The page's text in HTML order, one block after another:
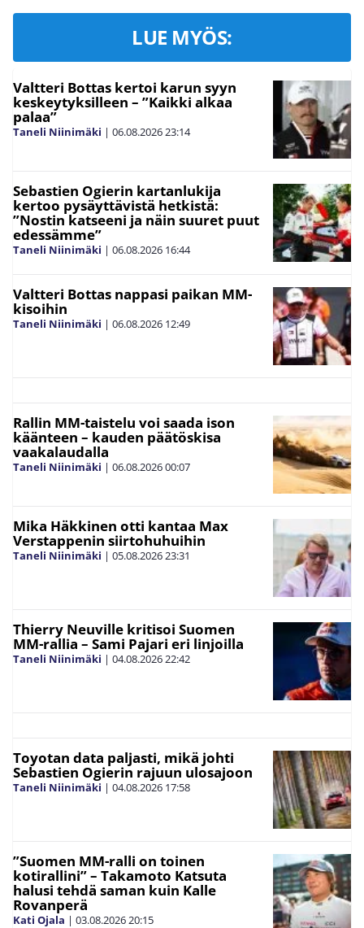
LUE MYÖS:
Valtteri Bottas kertoi karun syyn
keskeytyksilleen – ”Kaikki alkaa
palaa”
Taneli Niinimäki | 06.08.202623:14
Sebastien Ogierin kartanlukija
kertoo pysäyttävistä hetkistä:
”Nostin katseeni ja näin suuret puut
edessämme”
Taneli Niinimäki | 06.08.2026 16:44
Valtteri Bottas nappasi paikan MM-
kisoihin
Taneli Niinimäki | 06.08.2026 12:49
Rallin MM-taistelu voi saada ison
käänteen – kauden päätöskisa
vaakalaudalla
Taneli Niinimäki | 06.08.202600:07
Mika Häkkinen otti kantaa Max
Verstappenin siirtohuhuihin
Taneli Niinimäki | 05.08.202623:31
Thierry Neuville kritisoi Suomen
MM-rallia – Sami Pajari eri linjoilla
Taneli Niinimäki | 04.08.202622:42
Toyotan data paljasti, mikä johti
Sebastien Ogierin rajuun ulosajoon
Taneli Niinimäki | 04.08.2026 17:58
”Suomen MM-ralli on toinen
kotirallini” – Takamoto Katsuta
halusi tehdä saman kuin Kalle
Rovanperä
Kati Ojala | 03.08.202620:15